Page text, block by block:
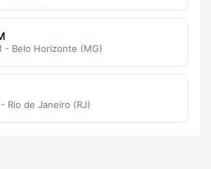
- Belo Horizonte (MG)
Rio de Janeiro (RJ)